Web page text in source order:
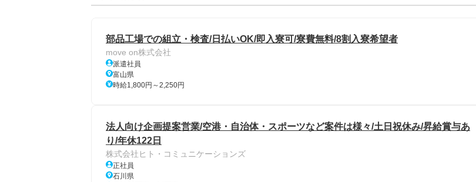
部品工場での組立・検査/日払いOK/即入寮可/寮費無料/8割入寮希望者
move on株式会社
派遣社員
富山県
時給1,800円～2,250円
法人向け企画提案営業/空港・自治体・スポーツなど案件は様々/土日祝休み/昇給賞与あ
り/年休122日
株式会社ヒト・コミュニケーションズ
正社員
石川県